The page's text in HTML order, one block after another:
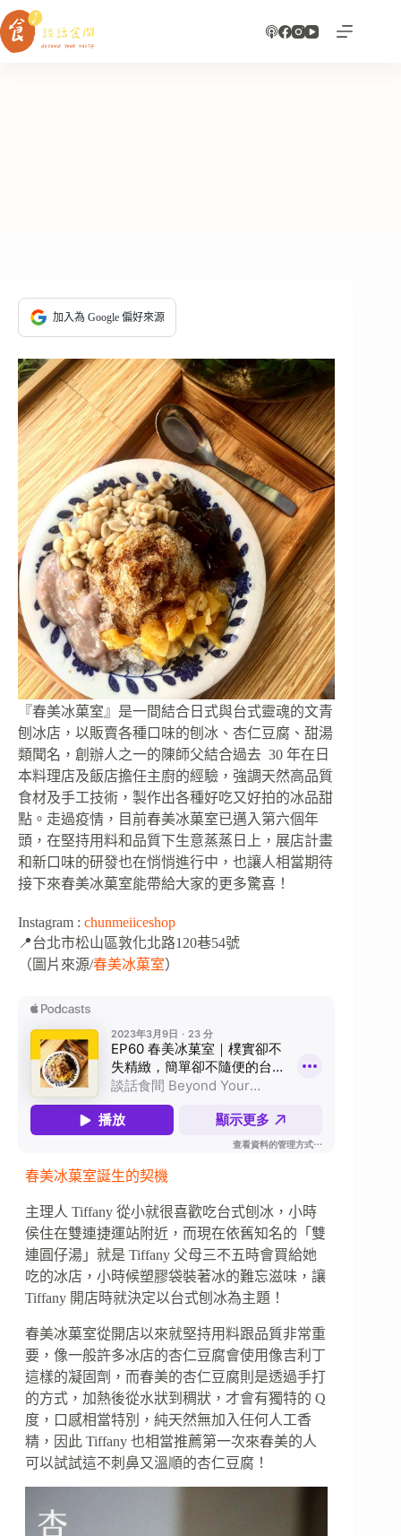
跳
至
主
加入為 Google 偏好來源
『春美冰菓室』是一間結合日式與台式靈魂的文青
刨冰店，以販賣各種口味的刨冰、杏仁豆腐、甜湯
類聞名，創辦人之一的陳師父結合過去 30 年在日
本料理店及飯店擔任主廚的經驗，強調天然高品質
食材及手工技術，製作出各種好吃又好拍的冰品甜
點。走過疫情，目前春美冰菓室已邁入第六個年
頭，在堅持用料和品質下生意蒸蒸日上，展店計畫
和新口味的研發也在悄悄進行中，也讓人相當期待
接下來春美冰菓室能帶給大家的更多驚喜！
Instagram : chunmeiiceshop
📍台北市松山區敦化北路120巷54號
（圖片來源/春美冰菓室）
春美冰菓室誕生的契機
主理人 Tiffany 從小就很喜歡吃台式刨冰，小時
侯住在雙連捷運站附近，而現在依舊知名的「雙
連圓仔湯」就是 Tiffany 父母三不五時會買給她
吃的冰店，小時候塑膠袋裝著冰的難忘滋味，讓
Tiffany 開店時就決定以台式刨冰為主題！
春美冰菓室從開店以來就堅持用料跟品質非常重
要，像一般許多冰店的杏仁豆腐會使用像吉利丁
這樣的凝固劑，而春美的杏仁豆腐則是透過手打
的方式，加熱後從水狀到稠狀，才會有獨特的 Q
度，口感相當特別，純天然無加入任何人工香
精，因此 Tiffany 也相當推薦第一次來春美的人
可以試試這不刺鼻又溫順的杏仁豆腐！